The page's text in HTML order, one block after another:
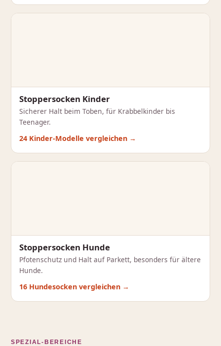
Stoppersocken Kinder
Sicherer Halt beim Toben, für Krabbelkinder bis
Teenager.
24 Kinder-Modelle vergleichen →
Stoppersocken Hunde
Pfotenschutz und Halt auf Parkett, besonders für ältere
Hunde.
16 Hundesocken vergleichen →
SPEZIAL-BEREICHE